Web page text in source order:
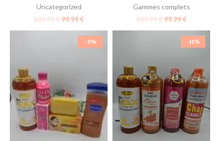
Uncategorized
109.99€ 99.99€
Gammes complets
109.99€ 99.99€
-9% -11%